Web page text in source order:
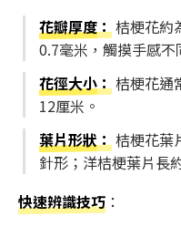
花瓣厚度：桔梗花約
0.7毫米，觸摸手感不
花徑大小：桔梗花通
12厘米。
葉片形狀：桔梗花葉
針形；洋桔梗葉片長
快速辨識技巧 ：